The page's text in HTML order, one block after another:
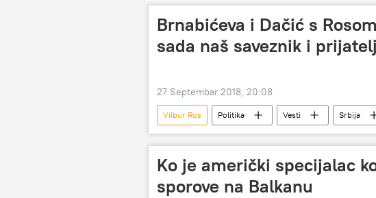
Brnabićeva i Dačić s
sada naš saveznik i prijatelj
27 Septembar 2018, 20:08
Vilbur Ros Politika Vesti Srbija
Ko je američki specijalac
sporove na Balkanu